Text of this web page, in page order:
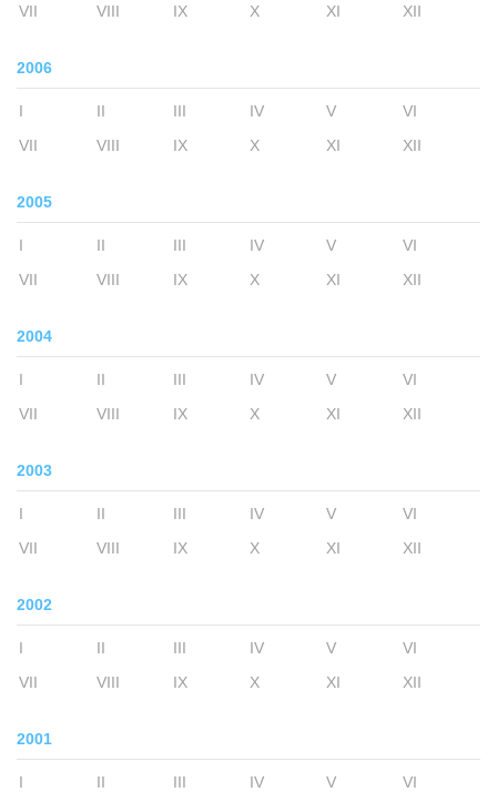
VII
VIII IX X XI XII
2006
I II III IV V
VI
VII
VIII IX X XI XII
2005
I II III IV V
VI
VII
VIII IX X XI XII
2004
I II III IV V
VI
VII
VIII IX X XI XII
2003
I II III IV V
VI
VII
VIII IX X XI XII
2002
I II III IV V
VI
VII
VIII IX X XI XII
2001
I II III IV V
VI